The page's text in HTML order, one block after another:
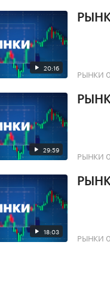
20:16 РЫНКИ
29:59 РЫНКИ
18:03 РЫНКИ